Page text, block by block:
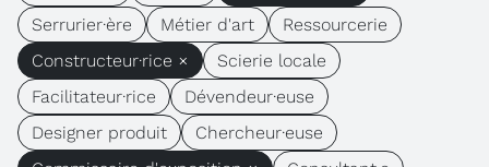
Serrurier·ère
Métier d'art
Ressourcerie
Constructeur·rice ×
Scierie locale
Facilitateur·rice
Dévendeur·euse
Designer produit
Chercheur·euse